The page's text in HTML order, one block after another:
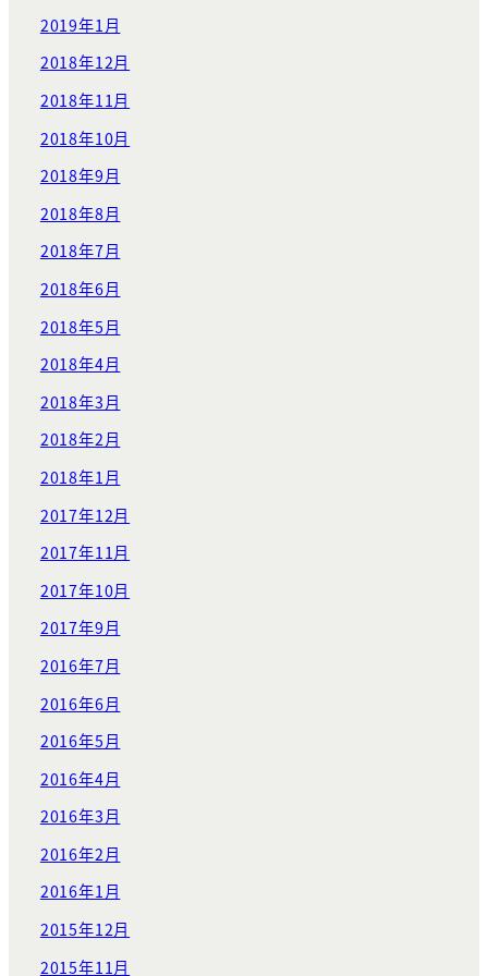
2019年1月
2018年12月
2018年11月
2018年10月
2018年9月
2018年8月
2018年7月
2018年6月
2018年5月
2018年4月
2018年3月
2018年2月
2018年1月
2017年12月
2017年11月
2017年10月
2017年9月
2016年7月
2016年6月
2016年5月
2016年4月
2016年3月
2016年2月
2016年1月
2015年12月
2015年11月